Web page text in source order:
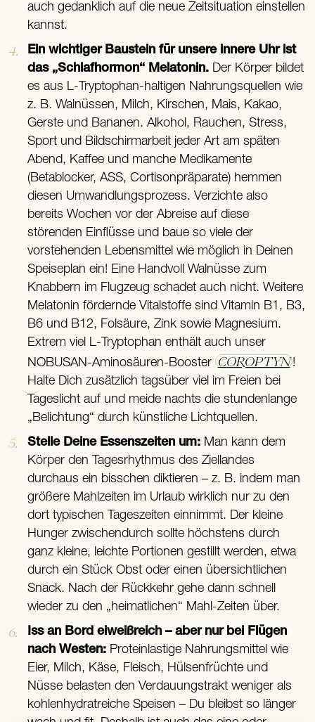
auch gedanklich auf die neue Zeitsituation einstellen
kannst.
Ein wichtiger Baustein für unsere innere Uhr ist
das „Schlafhormon“ Melatonin. Der Körper bildet
es aus L-Tryptophan-haltigen Nahrungsquellen wie
z. B. Walnüssen, Milch, Kirschen, Mais, Kakao,
Gerste und Bananen. Alkohol, Rauchen, Stress,
Sport und Bildschirmarbeit jeder Art am späten
Abend, Kaffee und manche Medikamente
(Betablocker, ASS, Cortisonpräparate) hemmen
diesen Umwandlungsprozess. Verzichte also
bereits Wochen vor der Abreise auf diese
störenden Einflüsse und baue so viele der
vorstehenden Lebensmittel wie möglich in Deinen
Speiseplan ein! Eine Handvoll Walnüsse zum
Knabbern im Flugzeug schadet auch nicht. Weitere
Melatonin fördernde Vitalstoffe sind Vitamin B1, B3,
B6 und B12, Folsäure, Zink sowie Magnesium.
Extrem viel L-Tryptophan enthält auch unser
NOBUSAN-Aminosäuren-BoosterCOROPTYN!
Halte Dich zusätzlich tagsüber viel im Freien bei
Tageslicht auf und meide nachts die stundenlange
„Belichtung“ durch künstliche Lichtquellen.
Stelle Deine Essenszeiten um: Man kann dem
Körper den Tagesrhythmus des Ziellandes
durchaus ein bisschen diktieren – z. B. indem man
größere Mahlzeiten im Urlaub wirklich nur zu den
dort typischen Tageszeiten einnimmt. Der kleine
Hunger zwischendurch sollte höchstens durch
ganz kleine, leichte Portionen gestillt werden, etwa
durch ein Stück Obst oder einen übersichtlichen
Snack. Nach der Rückkehr gehe dann schnell
wieder zu den „heimatlichen“ Mahl-Zeiten über.
Iss an Bord eiweißreich – aber nur bei Flügen
nach Westen: Proteinlastige Nahrungsmittel wie
Eier, Milch, Käse, Fleisch, Hülsenfrüchte und
Nüsse belasten den Verdauungstrakt weniger als
kohlenhydratreiche Speisen – Du bleibst so länger